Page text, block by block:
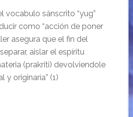
vocabulo sánscrito “yug”
como “acción de poner
asegura que el fin del
aislar el espíritu
(prakriti) devolviendole
y originaría” (1)